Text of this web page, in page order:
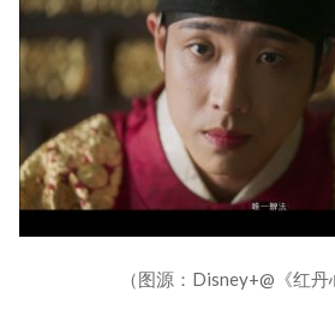
（图源：Disney+@《红丹